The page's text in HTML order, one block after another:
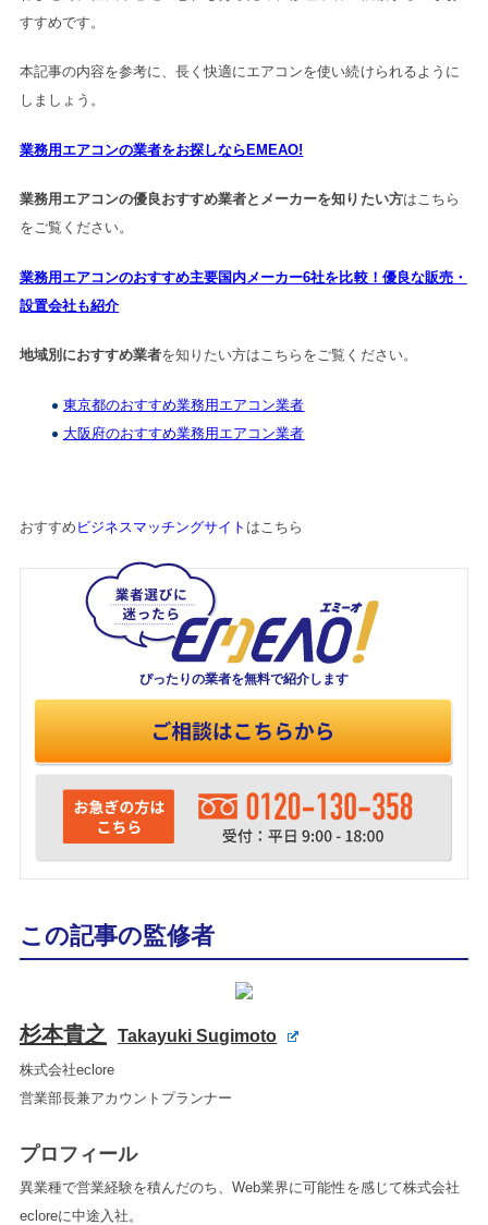
すすめです。
本記事の内容を参考に、長く快適にエアコンを使い続けられるように
しましょう。
業務用エアコンの業者をお探しならEMEAO!
業務用エアコンの優良おすすめ業者とメーカーを知りたい方はこちら
をご覧ください。
業務用エアコンのおすすめ主要国内メーカー6社を比較！優良な販売・
設置会社も紹介
地域別におすすめ業者を知りたい方はこちらをご覧ください。
東京都のおすすめ業務用エアコン業者
大阪府のおすすめ業務用エアコン業者
おすすめ ビジネスマッチングサイト はこちら
ぴったりの業者を無料で紹介します
この記事の監修者
杉本貴之 Takayuki Sugimoto
株式会社eclore
営業部長兼アカウントプランナー
プロフィール
異業種で営業経験を積んだのち、Web業界に可能性を感じて株式会社
ecloreに中途入社。